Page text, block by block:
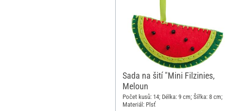
Sada na šití "Mini Filzinies,
Meloun
Počet kusů: 14; Délka: 9 cm; Šířka: 8 cm;
Materiál: Plsť